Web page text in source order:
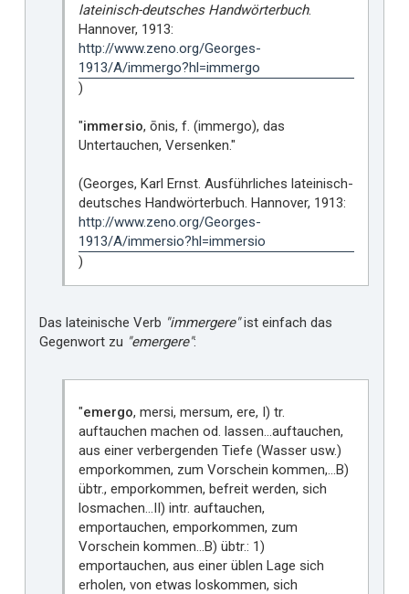
lateinisch-deutsches Handwörterbuch.
Hannover, 1913:
http://www.zeno.org/Georges-
1913/A/immergo?hl=immergo
)
"immersio, ōnis, f. (immergo), das
Untertauchen, Versenken."
(Georges, Karl Ernst. Ausführliches lateinisch-
deutsches Handwörterbuch. Hannover, 1913:
http://www.zeno.org/Georges-
1913/A/immersio?hl=immersio
)
Das lateinische Verb "immergere"ist einfach das
Gegenwort zu "emergere":
"emergo, mersi, mersum, ere, I) tr.
auftauchen machen od. lassen…auftauchen,
aus einer verbergenden Tiefe (Wasser usw.)
emporkommen, zum Vorschein kommen,…B)
übtr., emporkommen, befreit werden, sich
losmachen…II) intr. auftauchen,
emportauchen, emporkommen, zum
Vorschein kommen…B) übtr.: 1)
emportauchen, aus einer üblen Lage sich
erholen, von etwas loskommen, sich